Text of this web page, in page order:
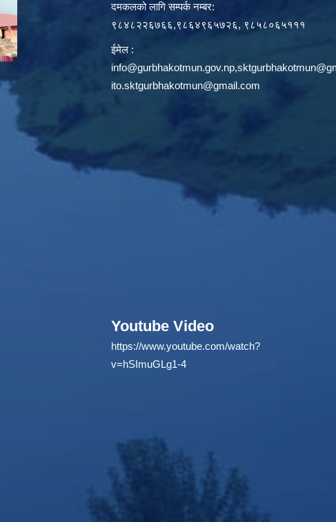
दमकलको लागि सम्पर्क नम्बर:
९८४८२२६७६६,९८६४९६५७२६, ९८५८०६५१११
ईमेल :
info@gurbhakotmun.gov.np,
ito.sktgurbhakotmun@gmail.com
Youtube Video
https://www.youtube.com/watch?
v=hSImuGLg1-4